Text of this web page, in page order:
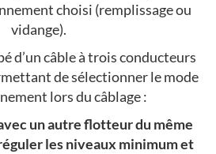
choisi (remplissage ou
vidange).
d’un câble à trois conducteurs
de sélectionner le mode
lors du câblage :
un autre flotteur du même
les niveaux minimum et